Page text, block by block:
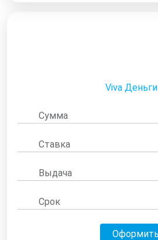
Viva Деньги
Сумма
Ставка
Выдача
Срок